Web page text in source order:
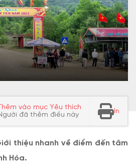
Thêm vào mục Yêu thích
đã thêm điều này
In
thiệu nhanh về điểm đến tâm
Hóa.